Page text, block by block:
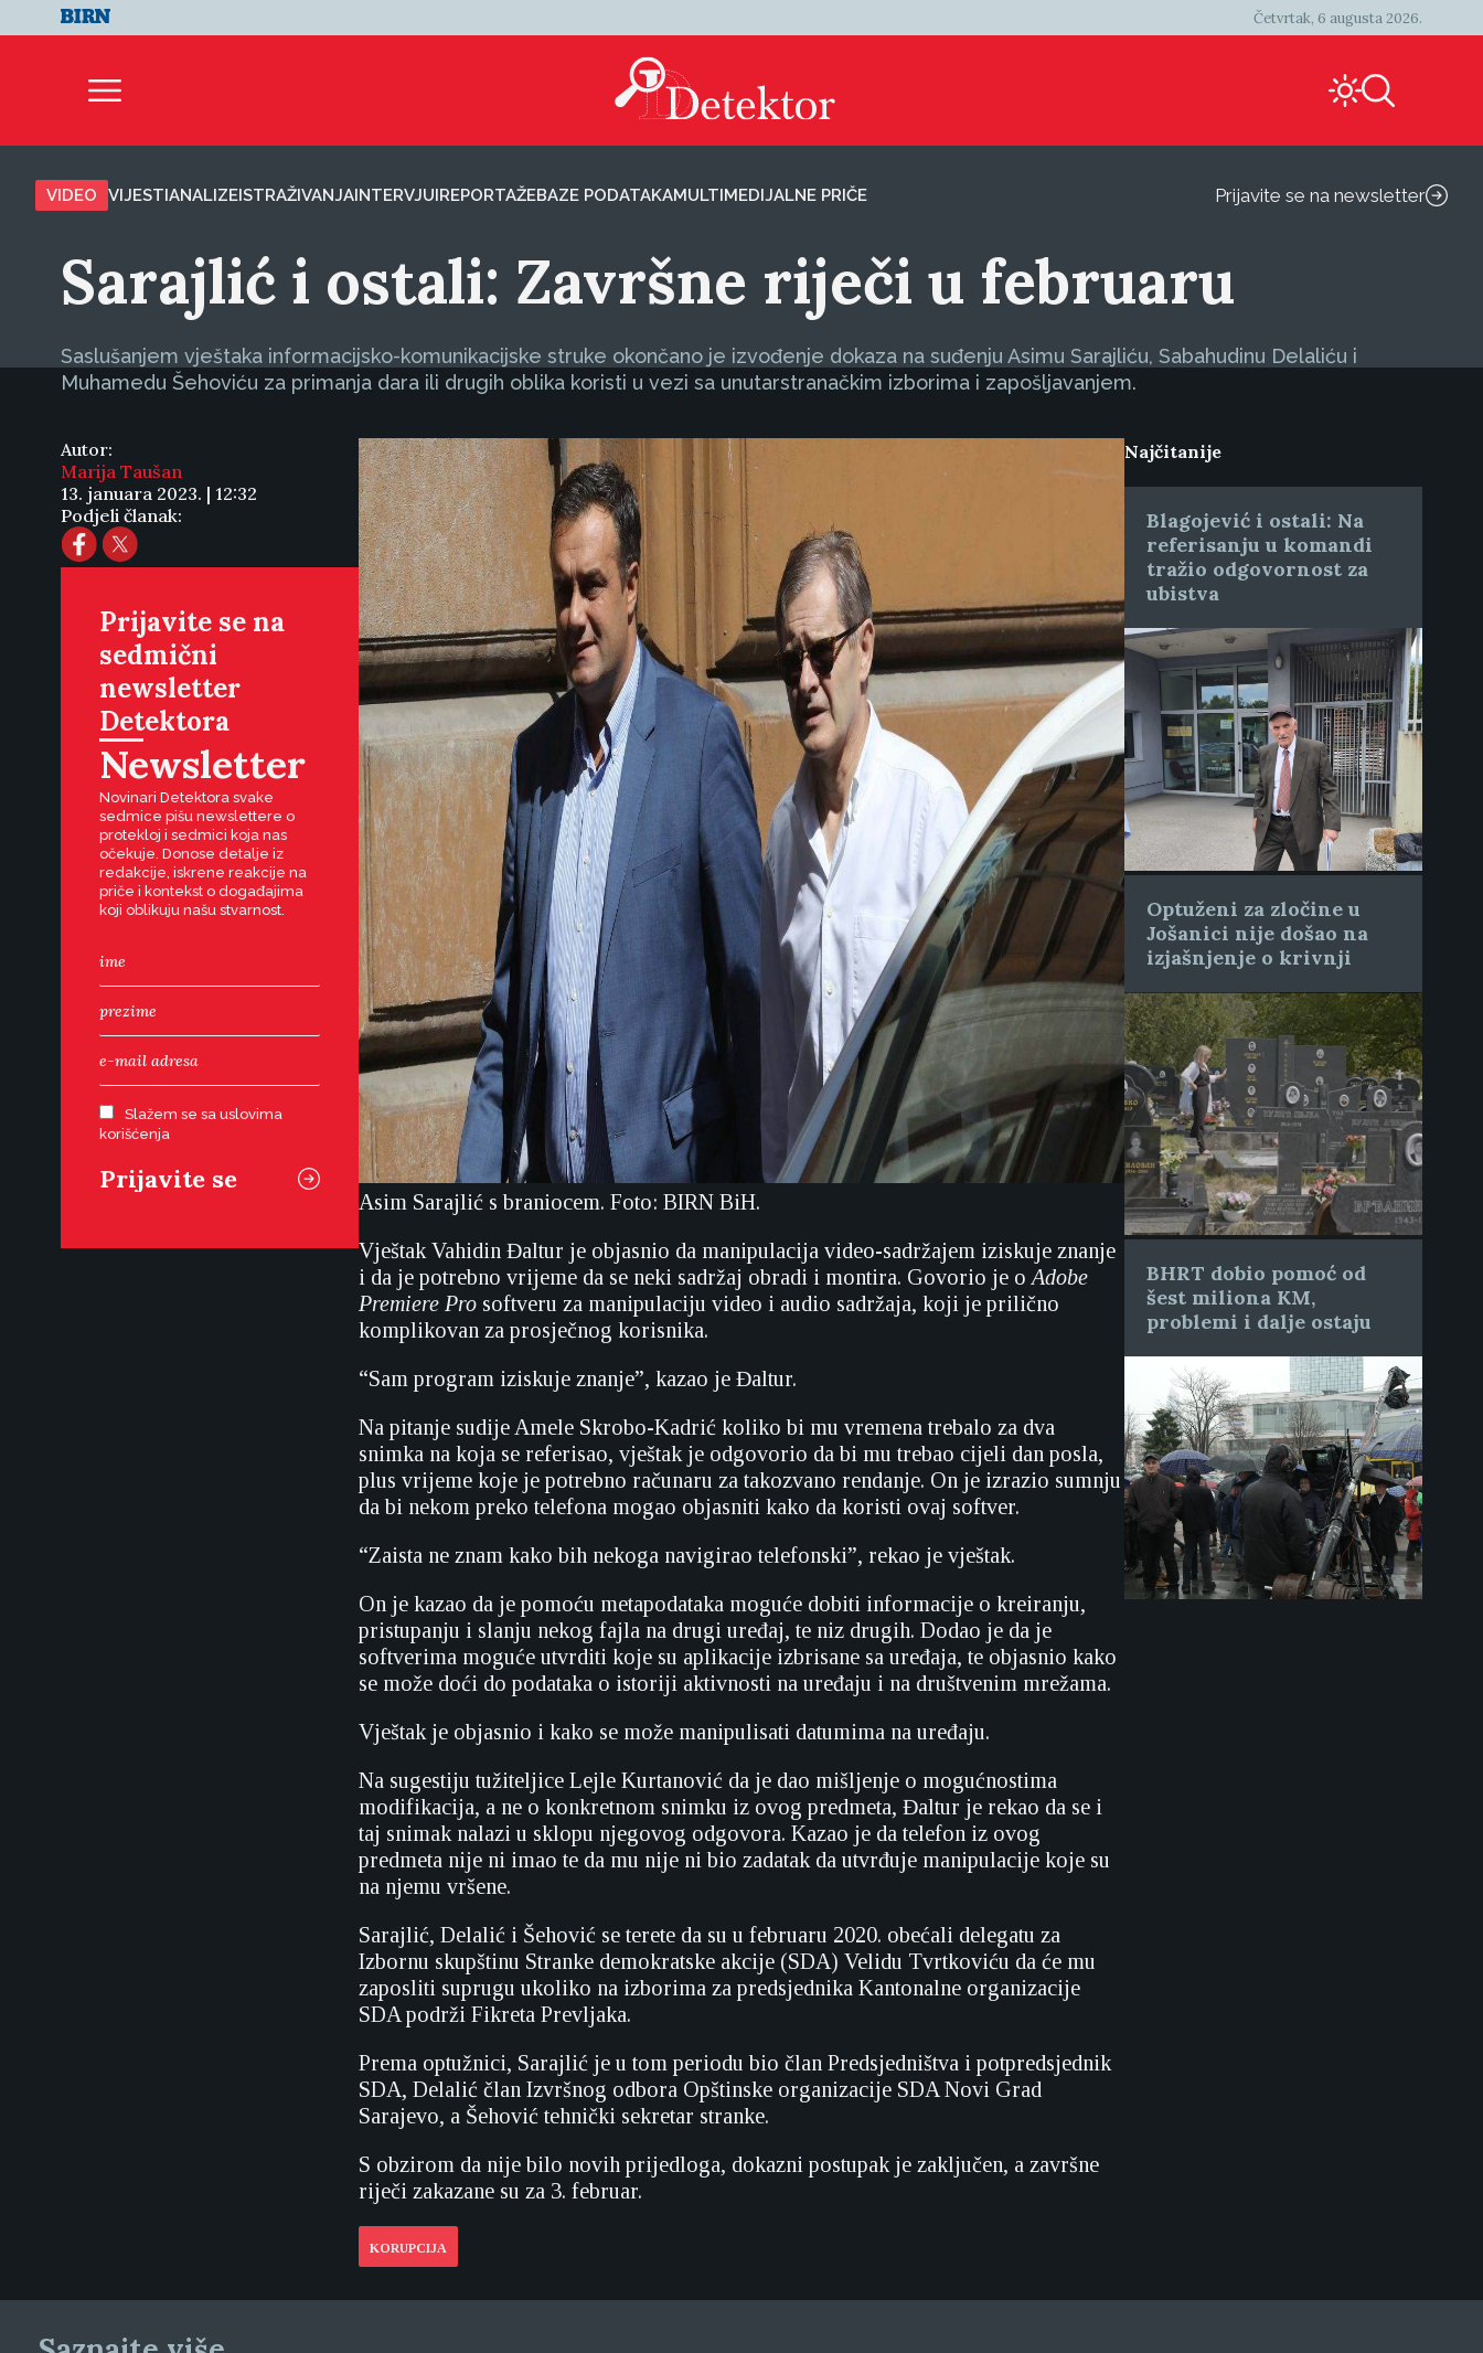
Četvrtak, 6 augusta 2026.
VIDEO VIJESTIANALIZEISTRAŽIVANJAINTERVJUIREPORTAŽEBAZE PODATAKAMULTIMEDIJALNE PRIČE Prijavite se na newsletter
Sarajlić i ostali: Završne riječi u februaru
Saslušanjem vještaka informacijsko-komunikacijske struke okončano je izvođenje dokaza na suđenju Asimu Sarajliću, Sabahudinu Delaliću i
Muhamedu Šehoviću za primanja dara ili drugih oblika koristi u vezi sa unutarstranačkim izborima i zapošljavanjem.
Autor:
Marija Taušan
13. januara 2023. | 12:32
Podjeli članak:
Prijavite se na
sedmični
newsletter
Detektora
Newsletter
Novinari Detektora svake
sedmice pišu newslettere o
protekloj i sedmici koja nas
očekuje. Donose detalje iz
redakcije, iskrene reakcije na
priče i kontekst o događajima
koji oblikuju našu stvarnost.
Slažem se sa uslovima
korišćenja
Asim Sarajlić s braniocem. Foto: BIRN BiH.
Vještak Vahidin Đaltur je objasnio da manipulacija video-sadržajem iziskuje znanje
i da je potrebno vrijeme da se neki sadržaj obradi i montira. Govorio je o Adobe
Premiere Pro softveru za manipulaciju video i audio sadržaja, koji je prilično
komplikovan za prosječnog korisnika.
“Sam program iziskuje znanje”, kazao je Đaltur.
Na pitanje sudije Amele Skrobo-Kadrić koliko bi mu vremena trebalo za dva
snimka na koja se referisao, vještak je odgovorio da bi mu trebao cijeli dan posla,
plus vrijeme koje je potrebno računaru za takozvano rendanje. On je izrazio sumnju
da bi nekom preko telefona mogao objasniti kako da koristi ovaj softver.
“Zaista ne znam kako bih nekoga navigirao telefonski”, rekao je vještak.
On je kazao da je pomoću metapodataka moguće dobiti informacije o kreiranju,
pristupanju i slanju nekog fajla na drugi uređaj, te niz drugih. Dodao je da je
softverima moguće utvrditi koje su aplikacije izbrisane sa uređaja, te objasnio kako
se može doći do podataka o istoriji aktivnosti na uređaju i na društvenim mrežama.
Vještak je objasnio i kako se može manipulisati datumima na uređaju.
Na sugestiju tužiteljice Lejle Kurtanović da je dao mišljenje o mogućnostima
modifikacija, a ne o konkretnom snimku iz ovog predmeta, Đaltur je rekao da se i
taj snimak nalazi u sklopu njegovog odgovora. Kazao je da telefon iz ovog
predmeta nije ni imao te da mu nije ni bio zadatak da utvrđuje manipulacije koje su
na njemu vršene.
Sarajlić, Delalić i Šehović se terete da su u februaru 2020. obećali delegatu za
Izbornu skupštinu Stranke demokratske akcije (SDA) Velidu Tvrtkoviću da će mu
zaposliti suprugu ukoliko na izborima za predsjednika Kantonalne organizacije
SDA podrži Fikreta Prevljaka.
Prema optužnici, Sarajlić je u tom periodu bio član Predsjedništva i potpredsjednik
SDA, Delalić član Izvršnog odbora Opštinske organizacije SDA Novi Grad
Sarajevo, a Šehović tehnički sekretar stranke.
S obzirom da nije bilo novih prijedloga, dokazni postupak je zaključen, a završne
riječi zakazane su za 3. februar.
KORUPCIJA
Najčitanije
Blagojević i ostali: Na
referisanju u komandi
tražio odgovornost za
ubistva
Optuženi za zločine u
Jošanici nije došao na
izjašnjenje o krivnji
BHRT dobio pomoć od
šest miliona KM,
problemi i dalje ostaju